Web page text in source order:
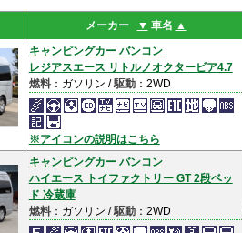
メーカー ▼ 車名 ▲
キャンピングカー バンコン
レジアスエース リトルノオクタービア4.7
燃料：ガソリン /駆動：2WD
※アイコンの説明はこちら
キャンピングカー バンコン
ハイエース トイファクトリー GT 2段ベッ
ド 冷蔵庫
燃料：ガソリン /駆動：2WD